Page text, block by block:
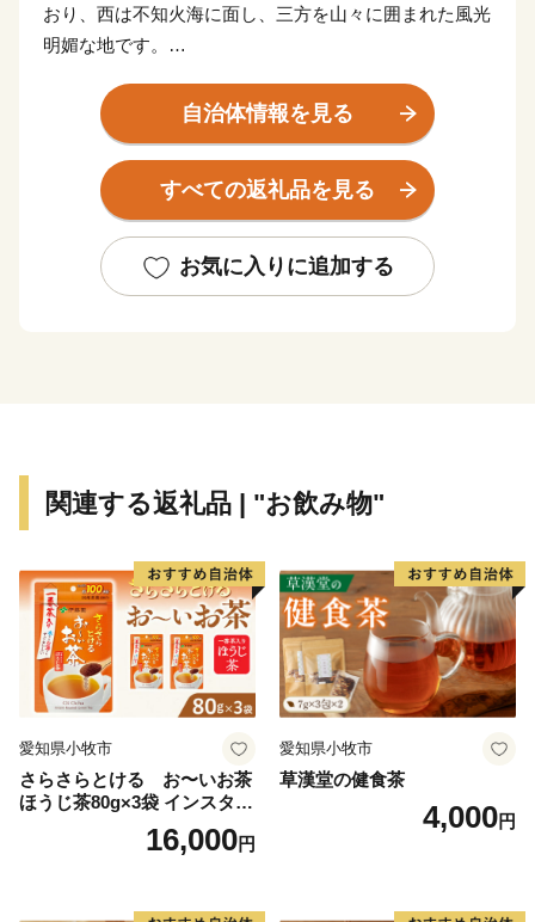
おり、西は不知火海に面し、三方を山々に囲まれた風光
明媚な地です。
アクティビティが楽しめるほか、間近に海を臨む「湯の
児温泉」があり、夕日は絶景です。
山間部にある「湯の鶴温泉」は、古くから良質な湯治場
として栄え、豊かな自然の中に風情ある温泉街が形成さ
を楽しむことができます。
組む、人にも自然にも優しいまち水俣の応援をよろしく
自治体情報を見る
すべての返礼品を見る
お気に入りに追加する
関連する返礼品 | "お飲み物"
愛知県小牧市
さらさらとける お〜いお茶
ほうじ茶80g×3袋 インスタン
トほうじ茶 粉末ほうじ茶 粉
末茶 おーいお茶 粉末緑茶
16,000円
愛知県小牧市
草漢堂の健食茶
4,000円